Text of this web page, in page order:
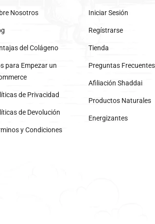
Nosotros
del Colágeno
para Empezar un
de Privacidad
de Devolución
y Condiciones
Iniciar Sesión
Regístrarse
Tienda
Preguntas Frecuentes
Afiliación Shaddai
Productos Naturales
Energizantes